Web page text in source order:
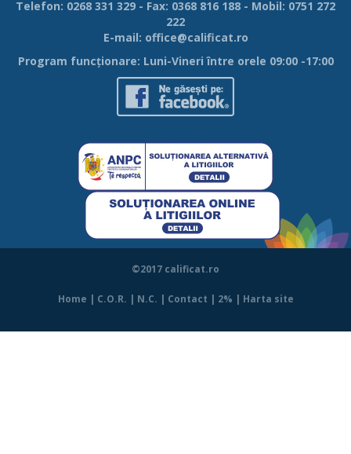
Telefon: 0268 331 329 - Fax: 0368 816 188 - Mobil: 0751 272
222
E-mail: office@calificat.ro
Program funcţionare: Luni-Vineri între orele 09:00 -17:00
©2017 calificat.ro
Home | C.O.R. | N.C. | Contact | 2% | Harta site